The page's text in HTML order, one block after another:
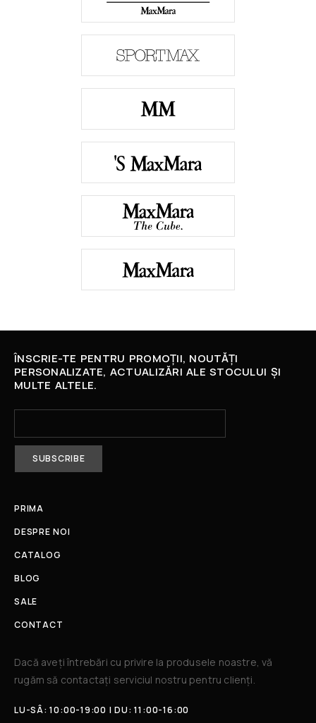
ÎNSCRIE-TE PENTRU PROMOȚII, NOUTĂȚI
PERSONALIZATE, ACTUALIZĂRI ALE STOCULUI ȘI
MULTE ALTELE.
PRIMA
DESPRE NOI
CATALOG
BLOG
SALE
CONTACT
Dacă aveți întrebări cu privire la produsele noastre, vă
rugăm să contactați serviciul nostru pentru clienți.​
LU-SÂ: 10:00-19:00 | DU: 11:00-16:00